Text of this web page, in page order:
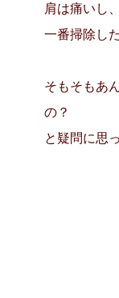
肩は痛いし
一番掃除し
そもそもあ
の？
と疑問に思